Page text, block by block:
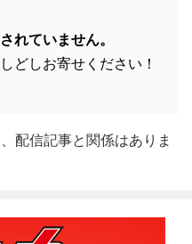
れていません。
どしお寄せください！
配信記事と関係はありま